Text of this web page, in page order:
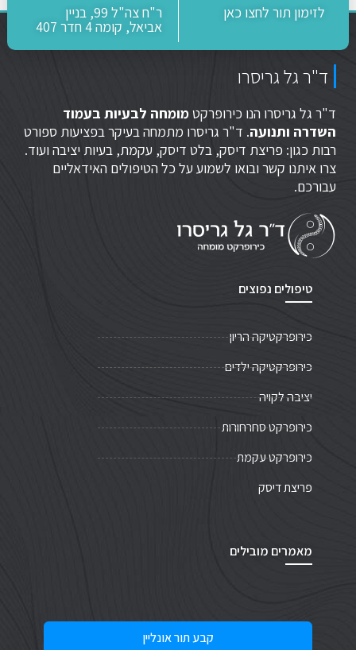
לזימון תור לחצו כאן ר"ח צה"ל 99, בניין
אביאל, קומה 4 חדר 407
ד"ר גל גריסרו
ד"ר גל גריסרו הנו כירופרקטמומחה לבעיות בעמוד
השדרה ותנועה. ד"ר גריסרו מתמחה בעיקר בפציעות ספורט
רבות כגון: פריצת דיסק, בלט דיסק, עקמת, בעיות יציבה ועוד.
צרו איתנו קשר ובואו לשמוע על כל הטיפולים האידאליים
עבורכם.
טיפולים נפוצים
כירופרקטיקה הריון
כירופרקטיקה ילדים
יציבה לקויה
כירופרקט סחרחורות
כירופרקט עקמת
פריצת דיסק
מאמרים מובילים
קבע תור אונליין